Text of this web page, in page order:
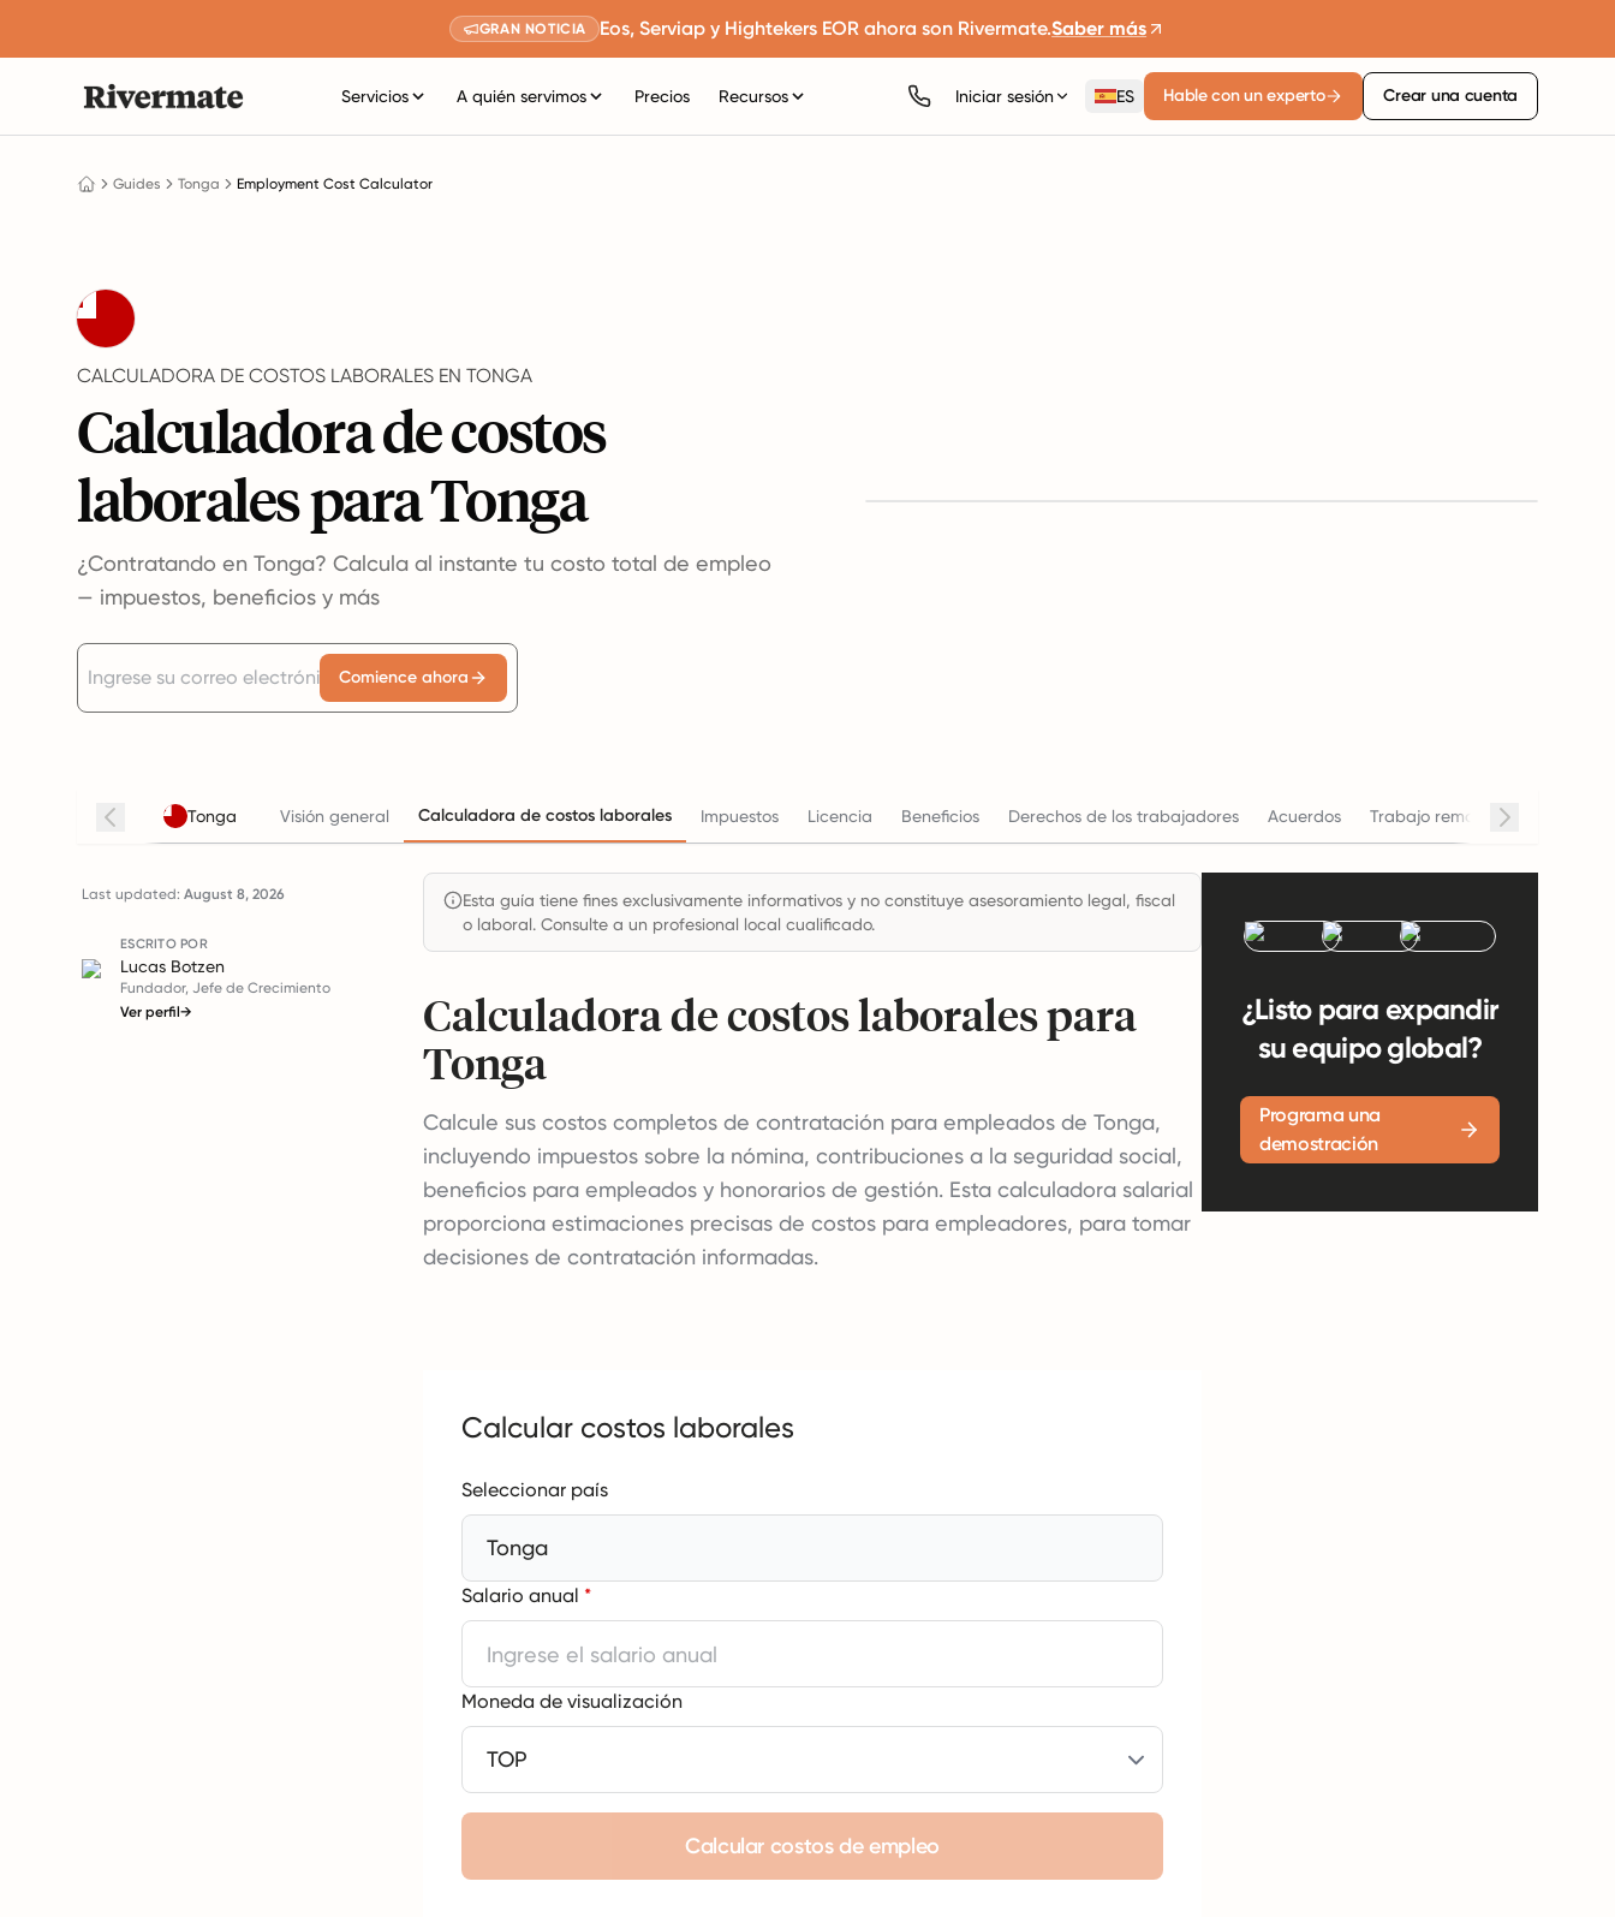
GRAN NOTICIA Eos, Serviap y Hightekers EOR ahora son Rivermate.Saber más
Servicios A quién servimos Precios Recursos Iniciar sesión ES Hable con un experto Crear una cuenta
Guides Tonga Employment Cost Calculator
CALCULADORA DE COSTOS LABORALES EN TONGA
Calculadora de costos
laborales para Tonga
¿Contratando en Tonga? Calcula al instante tu costo total de empleo
— impuestos, beneficios y más
Comience ahora
Tonga Visión general Calculadora de costos laborales Impuestos Licencia Beneficios Derechos de los trabajadores Acuerdos Trabajo remoto
Last updated: August 8, 2026
ESCRITO POR
Lucas Botzen
Fundador, Jefe de Crecimiento
Ver perfil→
Esta guía tiene fines exclusivamente informativos y no constituye asesoramiento legal, fiscal
o laboral. Consulte a un profesional local cualificado.
Calculadora de costos laborales para
Tonga
Calcule sus costos completos de contratación para empleados de Tonga,
incluyendo impuestos sobre la nómina, contribuciones a la seguridad social,
beneficios para empleados y honorarios de gestión. Esta calculadora salarial
proporciona estimaciones precisas de costos para empleadores, para tomar
decisiones de contratación informadas.
Calcular costos laborales
Seleccionar país
Tonga
Salario anual *
Moneda de visualización
Calcular costos de empleo
¿Listo para expandir
su equipo global?
Programa una
demostración